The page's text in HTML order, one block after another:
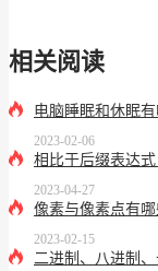
相关阅读
电脑睡眠和休眠有
2023-02-06
相比于后缀表达
2023-04-27
像素与像素点有哪
2023-02-15
二进制、八进制